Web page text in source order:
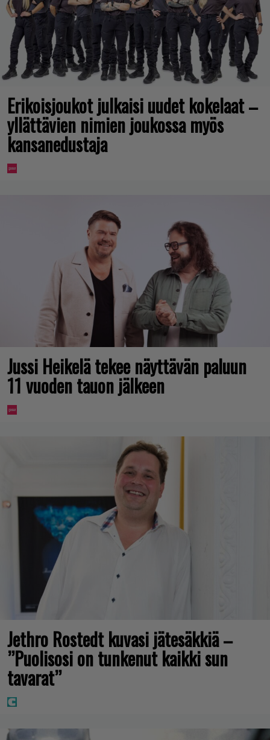
Erikoisjoukot julkaisi uudet kokelaat –
yllättävien nimien joukossa myös
kansanedustaja
Jussi Heikelä tekee näyttävän paluun
11 vuoden tauon jälkeen
Jethro Rostedt kuvasi jätesäkkiä –
”Puolisosi on tunkenut kaikki sun
tavarat”